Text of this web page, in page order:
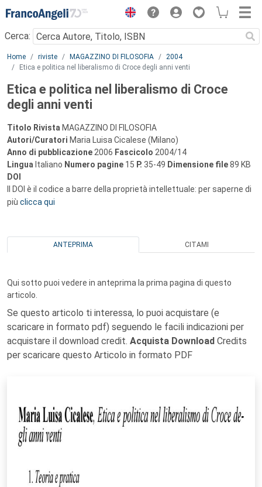
Menu
Cerca:
Main content
Home riviste MAGAZZINO DI FILOSOFIA
2004
Etica e politica nel liberalismo di Croce degli anni venti
Etica e politica nel liberalismo di Croce
degli anni venti
Titolo Rivista MAGAZZINO DI FILOSOFIA
Autori/Curatori Maria Luisa Cicalese (Milano)
Anno di pubblicazione 2006 Fascicolo 2004/14
Lingua Italiano Numero pagine 15 P. 35-49 Dimensione file89 KB
DOI
Il DOI è il codice a barre della proprietà intellettuale: per saperne di
più clicca qui
ANTEPRIMA CITAMI
Qui sotto puoi vedere in anteprima la prima pagina di questo
articolo.
Se questo articolo ti interessa, lo puoi acquistare (e
scaricare in formato pdf) seguendo le facili indicazioni per
acquistare il download credit. Acquista Download Credits
per scaricare questo Articolo in formato PDF